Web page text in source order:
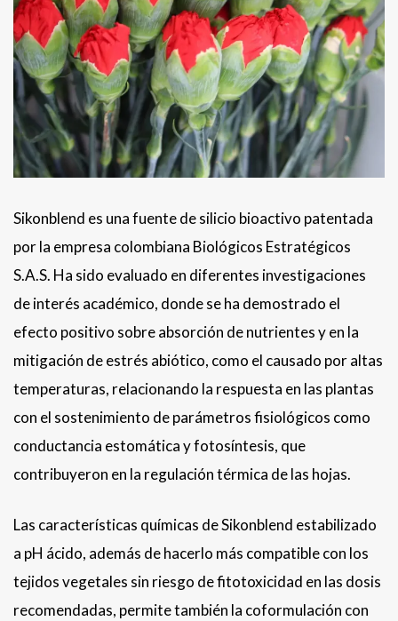
Sikonblend es una fuente de silicio bioactivo patentada
por la empresa colombiana Biológicos Estratégicos
S.A.S. Ha sido evaluado en diferentes investigaciones
de interés académico, donde se ha demostrado el
efecto positivo sobre absorción de nutrientes y en la
mitigación de estrés abiótico, como el causado por altas
temperaturas, relacionando la respuesta en las plantas
con el sostenimiento de parámetros fisiológicos como
conductancia estomática y fotosíntesis, que
contribuyeron en la regulación térmica de las hojas.
Las características químicas de Sikonblend estabilizado
a pH ácido, además de hacerlo más compatible con los
tejidos vegetales sin riesgo de fitotoxicidad en las dosis
recomendadas, permite también la coformulación con